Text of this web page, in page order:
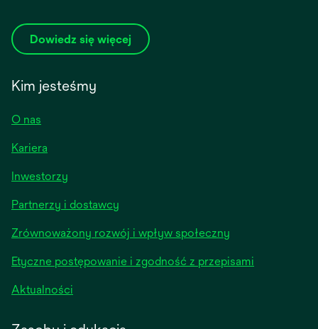
Dowiedz się więcej
Kim jesteśmy
O nas
Kariera
Inwestorzy
a
new
Partnerzy i dostawcy
Zrównoważony rozwój i wpływ społeczny
Etyczne postępowanie i zgodność z przepisami
Aktualności